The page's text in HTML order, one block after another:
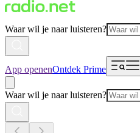
Waar wil je naar luisteren?
App openenOntdek Prime
Waar wil je naar luisteren?